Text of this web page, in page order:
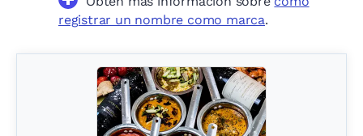
registrar un nombre como marca.